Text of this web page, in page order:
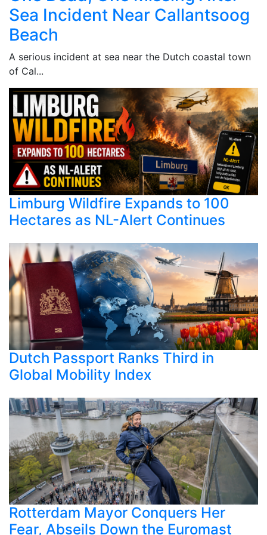
Sea Incident Near Callantsoog
Beach
A serious incident at sea near the Dutch coastal town
of Cal...
Limburg Wildfire Expands to 100
Hectares as NL-Alert Continues
Dutch Passport Ranks Third in
Global Mobility Index
Rotterdam Mayor Conquers Her
Fear, Abseils Down the Euromast